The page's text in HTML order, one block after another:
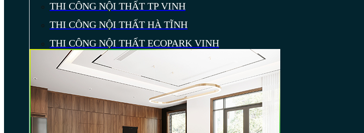
THI CÔNG NỘI THẤT TP VINH
THI CÔNG NỘI THẤT HÀ TĨNH
THI CÔNG NỘI THẤT ECOPARK VINH